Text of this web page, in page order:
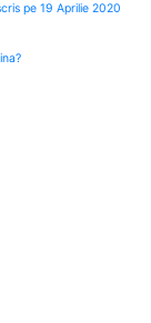
pe 19 Aprilie 2020